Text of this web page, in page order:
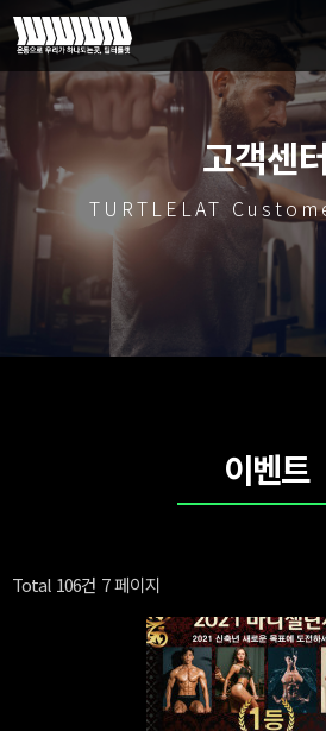
고객센
TURTLELAT
이벤트
Total 106건 7 페이지